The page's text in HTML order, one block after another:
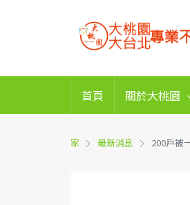
首頁 關於大桃園
家 最新消息 200戶被